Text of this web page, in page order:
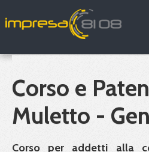
Corso e
Muletto -
Corso per addetti alla